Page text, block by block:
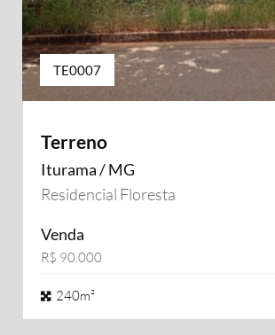
TE0007
Terreno
Iturama / MG
Residencial Floresta
Venda
R$ 90.000
240m²